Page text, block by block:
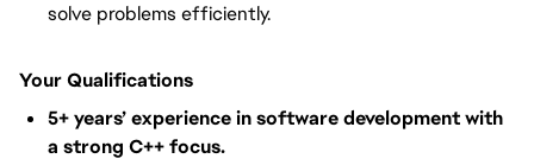
solve problems efficiently.
Your Qualifications
5+ years’ experience in software development with
a strong C++ focus.